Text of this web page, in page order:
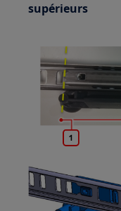
supérieurs